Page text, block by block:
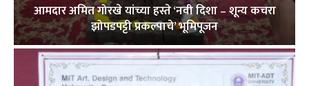
आमदार अमित गोरखे यांच्या हस्ते ‘नवी दिशा – शून्य कचरा
झोपडपट्टी प्रकल्पाचे’ भूमिपूजन